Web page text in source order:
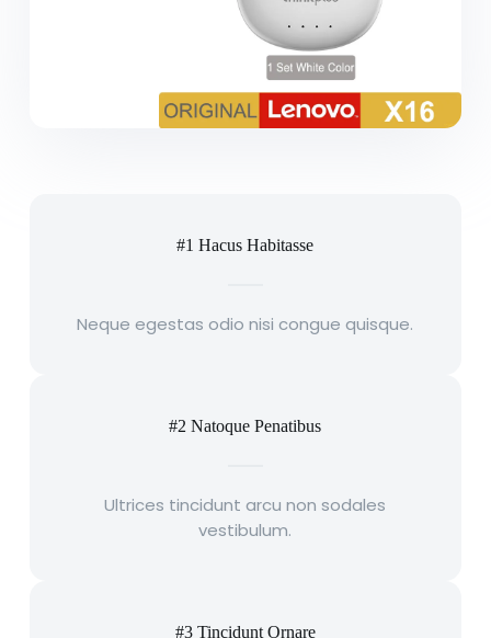
#1 Hacus Habitasse
Neque egestas odio nisi congue quisque.
#2 Natoque Penatibus
Ultrices tincidunt arcu non sodales
vestibulum.
#3 Tincidunt Ornare